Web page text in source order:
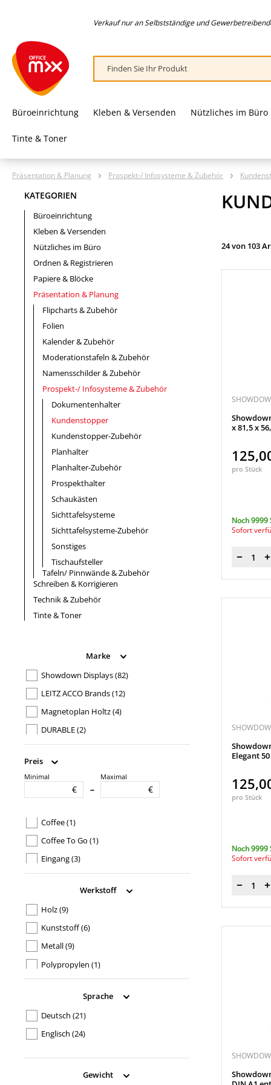
Verkauf nur an Selbstständige und
Büroeinrichtung Kleben & Versenden Nützliches im Büro
Tinte & Toner
Präsentation & Planung Prospekt-/ Infosysteme & Zubehör
KATEGORIEN
Büroeinrichtung
Kleben & Versenden
Nützliches im Büro
Ordnen & Registrieren
Papiere & Blöcke
Präsentation & Planung
Flipcharts & Zubehör
Folien
Kalender & Zubehör
Moderationstafeln & Zubehör
Namensschilder & Zubehör
Prospekt-/ Infosysteme & Zubehör
Dokumentenhalter
Kundenstopper
Kundenstopper-Zubehör
Planhalter
Planhalter-Zubehör
Prospekthalter
Schaukästen
Sichttafelsysteme
Sichttafelsysteme-Zubehör
Sonstiges
Tischaufsteller
Tafeln/ Pinnwände & Zubehör
Schreiben & Korrigieren
Technik & Zubehör
Tinte & Toner
Marke
Showdown Displays(82)
LEITZ ACCO Brands(12)
Magnetoplan Holtz(4)
DURABLE(2)
MAUL(2)
Kerkmann
Preis
Minimal
€ –
Maximal
€
Text des Aufdruckes
Coffee(1)
Coffee To Go (1)
Eingang(3)
ENTRANCE(3)
ERSTE HILFE(1)
Exit(3)
FIRST AID(1)
GEÖFFNET
Hier Anmelden(3)
NEW
Open(3)
Werkstoff
Holz(9)
Kunststoff(6)
Metall(9)
Polypropylen (1)
Stahl(4)
(4)
Sprache
Deutsch (21)
Englisch (24)
Gewicht
24 von 103
x 81,5 x
pro Stück
Noch 9999
Sofort
Menge
Elegant
pro Stück
Noch 9999
Sofort
Menge